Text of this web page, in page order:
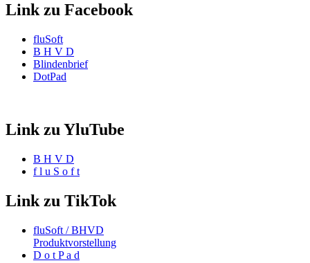
Link zu Facebook
fluSoft
B H V D
Blindenbrief
DotPad
Link zu YluTube
B H V D
f l u S o f t
Link zu TikTok
fluSoft / BHVD
Produktvorstellung
D o t P a d